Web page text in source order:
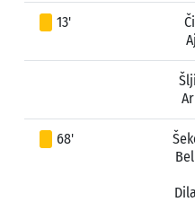
13'
68'